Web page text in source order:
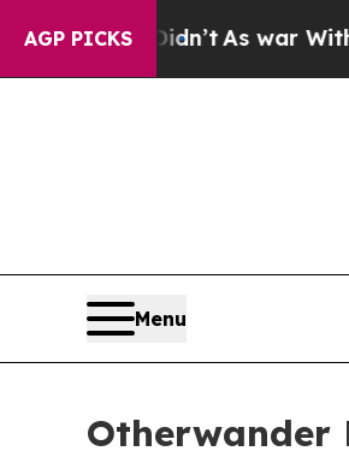
AGP PICKS
As war With Iran Drove oil
Menu
Otherwander